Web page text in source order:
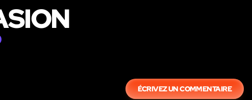
ÉCRIVEZ UN COMMENTAIRE